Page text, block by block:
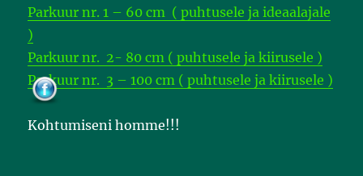
o
k
Parkuur nr. 1 – 60 cm ( puhtusele ja ideaalajale
)
Parkuur nr. 2- 80 cm ( puhtusele ja kiirusele )
Parkuur nr. 3 – 100 cm ( puhtusele ja kiirusele )
Kohtumiseni homme!!!